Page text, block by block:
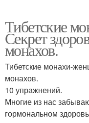
Тибетские
Секрет
монахов.
Тибетские монахи-
монахов.
10 упражнений.
Многие из нас
гормональном